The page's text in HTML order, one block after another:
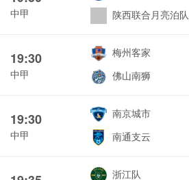
中甲 陕西联合月亮泊队
19:30
中甲
梅州客家
佛山南狮
19:30
中甲
南京城市
南通支云
浙江队